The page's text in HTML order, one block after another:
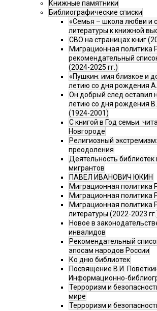
Книжные памятники
Библиографические списки
«Семья – школа любви и
литературы к книжной
СВО на страницах книг
Миграционная политика
рекомендательный
(2024-2025 гг.)
«Пушкин: имя близкое и
летию со дня рождения
Он добрый след оставил
летию со дня рождения
(1924-2001)
С книгой в Год семьи:
Новгороде
Религиозный
преодоления
Деятельность
мигрантов
ПАВЕЛ ИВАНОВИЧ ЮКИН
Миграционная политика
Миграционная политика
Миграционная политика
литературы (2022-2023
Новое в
инвалидов
Рекомендательный
эпосам народов России
Ко дню библиотек
Посвящение В.И.
Информационно-
Терроризм и
мире
Терроризм и